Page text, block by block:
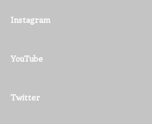
Instagram
YouTube
Twitter